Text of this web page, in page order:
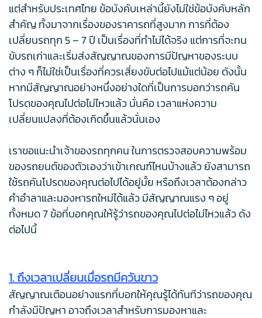
แต่สำหรับประเทศไทย ข้อบังคับเหล่านี้ยังไม่ใช่ข้อบังคับหลัก
สำคัญ ทั้งมาจากเรื่องของราคารถที่สูงมาก การที่ต้อง
เปลี่ยนรถทุก 5 – 7 ปี เป็นเรื่องที่ทำไม่ได้จริง แต่การที่จะทน
ขับรถเก่าและเริ่มส่งสัญญาณของการมีปัญหาของระบบ
ต่าง ๆ ก็ไม่ใช่เป็นเรื่องที่ควรเสี่ยงขับต่อไปแม้แต่น้อย ดังนั้น
หากมีสัญญาณอย่างหนึ่งอย่างใดที่เป็นการบอกว่ารถคัน
โปรดของคุณไปต่อไม่ไหวแล้ว นั่นคือ เวลาแห่งความ
เปลี่ยนแปลงที่ต้องเกิดขึ้นแล้วนั่นเอง
เราขอแนะนำเจ้าของรถทุกคน ในการตรวจสอบความพร้อม
ของรถยนต์ของตัวเองว่าเข้าเกณฑ์ไหนบ้างแล้ว ยังสามารถ
ใช้รถคันโปรดของคุณต่อไปได้อยู่มั้ย หรือถึงเวลาต้องกล่าว
คำอำลาและมองหารถใหม่ได้แล้ว มีสัญญาณแรง ๆ อยู่
ทั้งหมด 7 ข้อที่บอกคุณให้รู้ว่ารถของคุณไปต่อไม่ไหวแล้ว ดัง
ต่อไปนี้
1. ถึงเวลาเปลี่ยนเมื่อรถมีควันขาว
สัญญาณเตือนอย่างแรกที่บอกให้คุณรู้ได้ทันทีว่ารถของคุณ
กำลังมีปัญหา อาจถึงเวลาสำหรับการมองหาและ